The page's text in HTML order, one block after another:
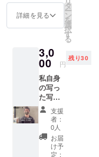
くださ
い。
てオリ
ジナル
に作成
した画
もって
御希望
の
Instagr
amアカ
ウント
や商
品、店
舗や
URLな
ど御希
望のも
詳細を見る
タ
ー
ン
を
選
択
す
る
3,0
00 円
残り30
私自身
の写っ
た写真3
枚を 手
書きの
お礼
メッ
セージ
と共に
支援
者：
0人
お届
け予
定：